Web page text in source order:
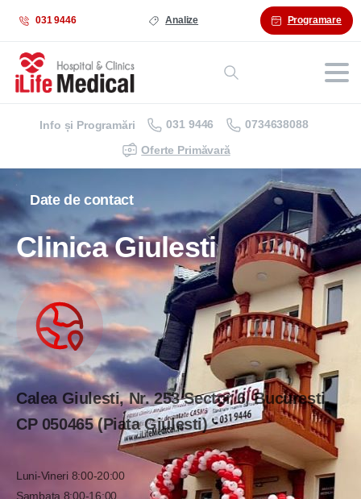
031 9446 Analize Programare
Info și Programări 031 9446
0734638088
Oferte Primăvară
Date de contact
Clinica Giulesti
Calea Giulesti, Nr. 253 Sector 6, București,
CP 050465 (Piata Giulesti)
Luni-Vineri 8:00-20:00
Sambata 8:00-16:00